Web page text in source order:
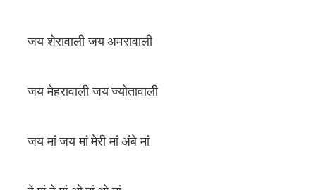
जय शेरावाली जय अमरावाली
जय मेहरावाली जय ज्योतावाली
जय मां जय मां मेरी मां अंबे मां